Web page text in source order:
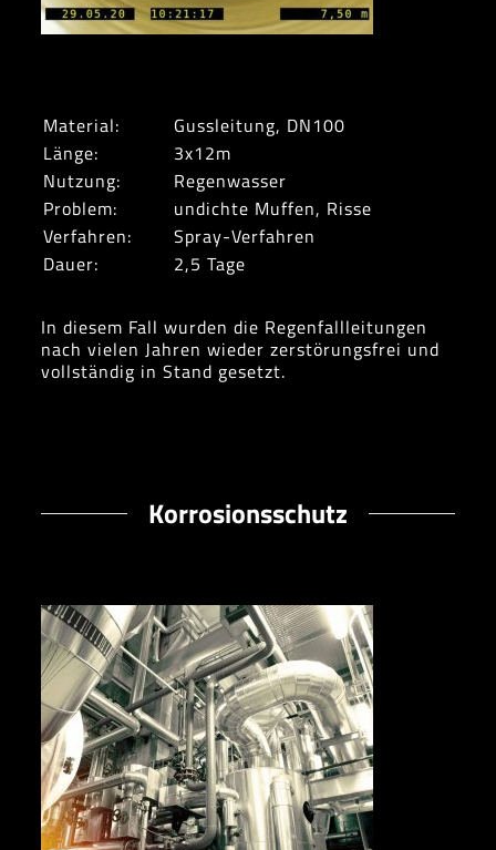
Material:
Gussleitung, DN100
Länge:
3x12m
Nutzung:
Regenwasser
Problem:
undichte Muffen, Risse
Verfahren:
Spray-Verfahren
Dauer:
2,5 Tage
In diesem Fall wurden die Regenfallleitungen
nach vielen Jahren wieder zerstörungsfrei und
vollständig in Stand gesetzt.
Korrosionsschutz